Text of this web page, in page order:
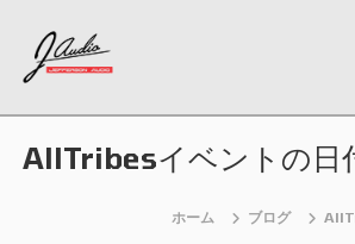
ツ
u
d
e
e
AllTribesイベントの日
ホーム ブログ